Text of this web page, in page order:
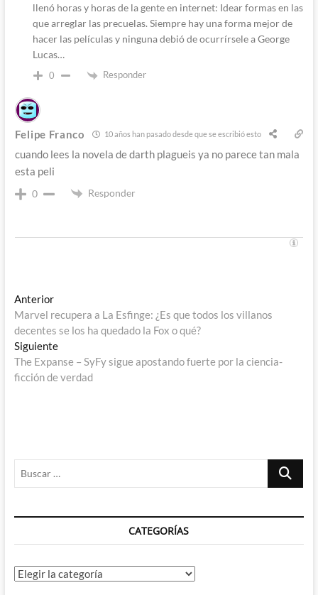
llenó horas y horas de la gente en internet: Idear formas en las
que arreglar las precuelas. Siempre hay una forma mejor de
hacer las películas y ninguna debió de ocurrírsele a George
Lucas…
0 Responder
Felipe Franco 10 años han pasado desde que se escribió esto
cuando lees la novela de darth plagueis ya no parece tan mala
esta peli
0 Responder
Navegación
de
entradas
AnteriorEntrada
anterior:
Marvel recupera a La Esfinge: ¿Es que todos los villanos
decentes se los ha quedado la Fox o qué?
SiguienteEntrada
siguiente:
The Expanse – SyFy sigue apostando fuerte por la ciencia-
ficción de verdad
Buscar
CATEGORÍAS
Categorías